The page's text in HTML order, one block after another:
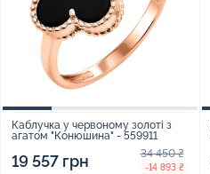
Каблучка у червоному золоті з
агатом "Конюшина" - 559911
19 557 грн 34 450 ₴
-14 893 ₴